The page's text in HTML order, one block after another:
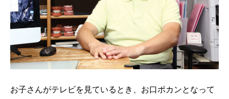
お子さんがテレビを見ているとき、お口ポカンとなって